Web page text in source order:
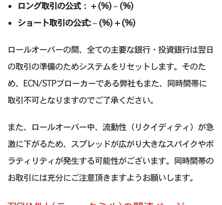
ロング取引の公式： + (%) – (%)
ショート取引の公式: – (%) + (%)
ロールオーバーの間、全ての主要な銀行・投資銀行は翌日
の取引の準備のためシステムをリセットします。そのた
め、ECN/STPブローカーである弊社もまた、同時間帯に
取引不可となりますのでご了承ください。
また、ロールオーバー中、流動性（リクイディティ）が急
激に下がるため、スプレッドが広がり大きなスパイクやボ
ラティリティが発生する可能性がございます。同時間帯の
お取引には充分にご注意頂きますようお願いします。